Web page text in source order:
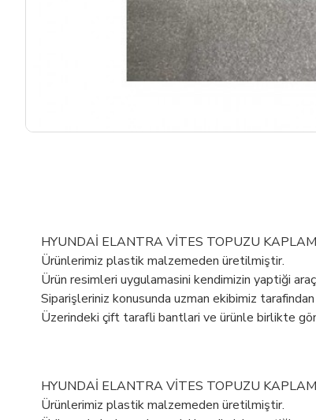
HYUNDAİ ELANTRA VİTES TOPUZU
Ürünlerimiz plastik malzemeden üretilmiştir.
Ürün resimleri uygulamasini kendimizin yaptiği
Siparişleriniz konusunda uzman ekibimiz
Üzerindeki çift tarafli bantlari ve ürünle birlikte
HYUNDAİ ELANTRA VİTES TOPUZU
Ürünlerimiz plastik malzemeden üretilmiştir.